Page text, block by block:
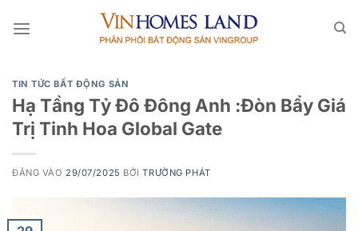
qua
TIN TỨC BẤT ĐỘNG SẢN
Hạ Tầng Tỷ Đô Đông Anh :Đòn Bẩy Giá
Trị Tinh Hoa Global Gate
ĐĂNG VÀO 29/07/2025 BỞITRƯỜNG PHÁT